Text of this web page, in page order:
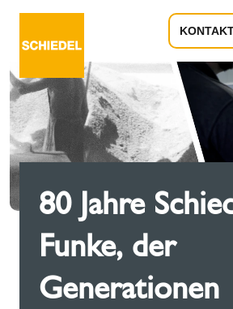
80 Jahre
Funke, der
Generationen